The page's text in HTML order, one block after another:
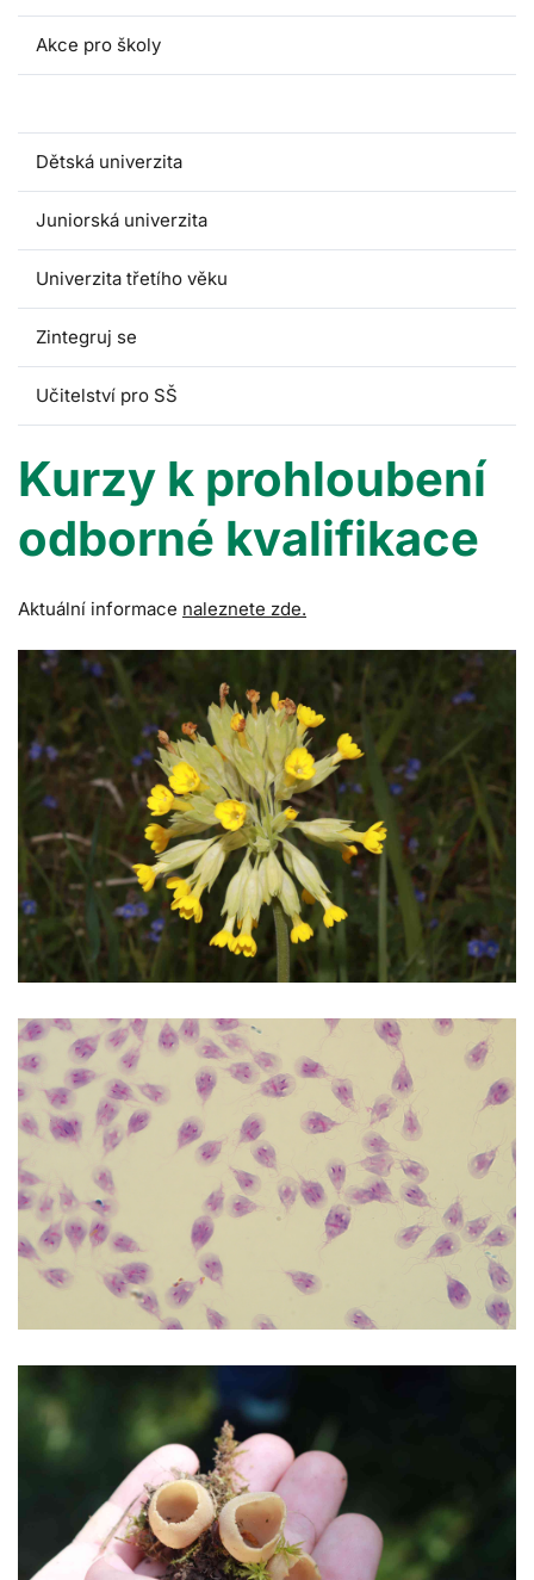
Akce pro školy
Dětská univerzita
Juniorská univerzita
Univerzita třetího věku
Zintegruj se
Učitelství pro SŠ
Kurzy k prohloubení
odborné kvalifikace
Aktuální informace naleznete zde.